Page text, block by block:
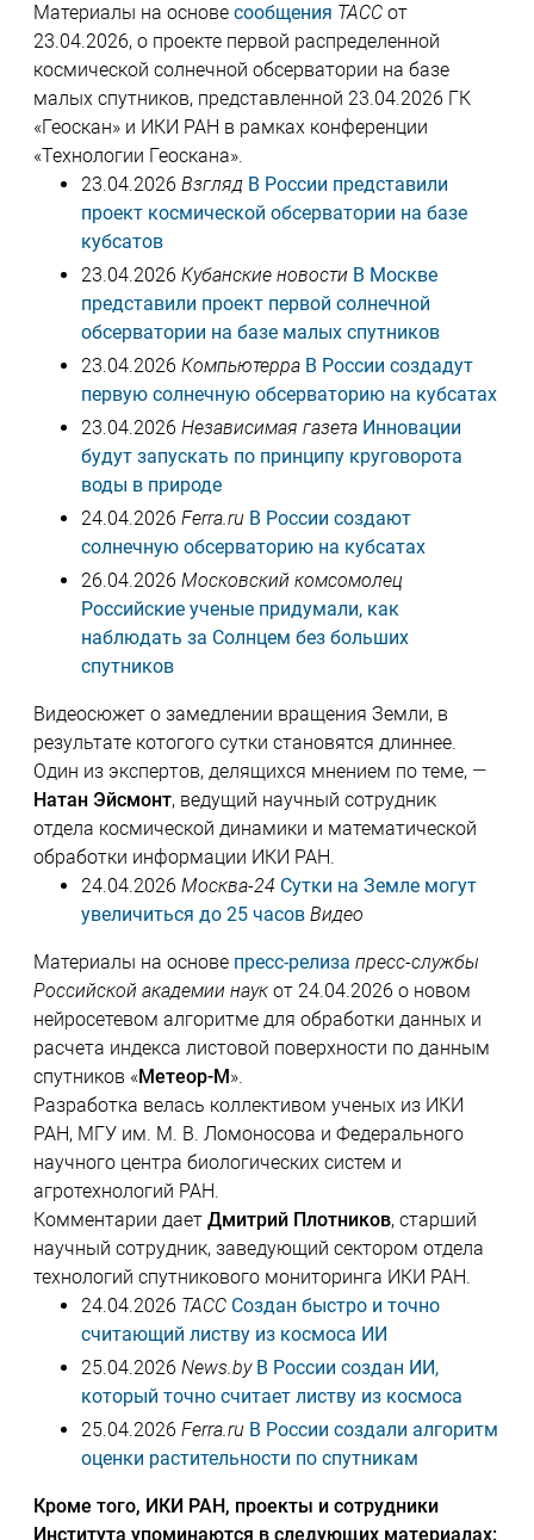
Материалы на основе сообщения ТАСС от
23.04.2026, о проекте первой распределенной
космической солнечной обсерватории на базе
малых спутников, представленной 23.04.2026 ГК
«Геоскан» и ИКИ РАН в рамках конференции
«Технологии Геоскана».
23.04.2026 Взгляд В России представили
проект космической обсерватории на базе
кубсатов
23.04.2026 Кубанские новости В Москве
представили проект первой солнечной
обсерватории на базе малых спутников
23.04.2026 Компьютерра В России создадут
первую солнечную обсерваторию на кубсатах
23.04.2026 Независимая газета Инновации
будут запускать по принципу круговорота
воды в природе
24.04.2026 Ferra.ru В России создают
солнечную обсерваторию на кубсатах
26.04.2026 Московский комсомолец
Российские ученые придумали, как
наблюдать за Солнцем без больших
спутников
Видеосюжет о замедлении вращения Земли, в
результате котогого сутки становятся длиннее.
Один из экспертов, делящихся мнением по теме, —
Натан Эйсмонт, ведущий научный сотрудник
отдела космической динамики и математической
обработки информации ИКИ РАН.
24.04.2026 Москва-24 Сутки на Земле могут
увеличиться до 25 часов Видео
Материалы на основе пресс-релиза пресс-службы
Российской академии наукот 24.04.2026 о новом
нейросетевом алгоритме для обработки данных и
расчета индекса листовой поверхности по данным
спутников «Метеор-М ».
Разработка велась коллективом ученых из ИКИ
РАН, МГУ им. М. В. Ломоносова и Федерального
научного центра биологических систем и
агротехнологий РАН.
Комментарии дает Дмитрий Плотников, старший
научный сотрудник, заведующий сектором отдела
технологий спутникового мониторинга ИКИ РАН.
24.04.2026 ТАСС Создан быстро и точно
считающий листву из космоса ИИ
25.04.2026 News.by В России создан ИИ,
который точно считает листву из космоса
25.04.2026 Ferra.ru В России создали алгоритм
оценки растительности по спутникам
Кроме того, ИКИ РАН, проекты и сотрудники
Института упоминаются в следующих материалах: